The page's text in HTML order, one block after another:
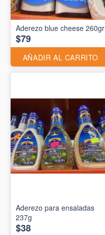
Aderezo blue cheese 260gr
$79
AÑADIR AL CARRITO
Aderezo para ensaladas
237g
$38